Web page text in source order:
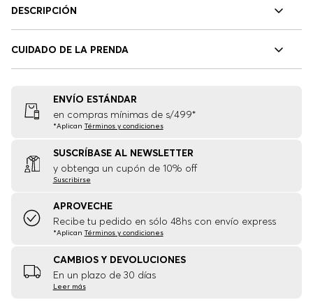
DESCRIPCIÓN
CUIDADO DE LA PRENDA
ENVÍO ESTÁNDAR
en compras mínimas de s/499*
*Aplican Términos y condiciones
SUSCRÍBASE AL NEWSLETTER
y obtenga un cupón de 10% off
Suscribirse
APROVECHE
Recibe tu pedido en sólo 48hs con envío express
*Aplican Términos y condiciones
CAMBIOS Y DEVOLUCIONES
En un plazo de 30 días
Leer más